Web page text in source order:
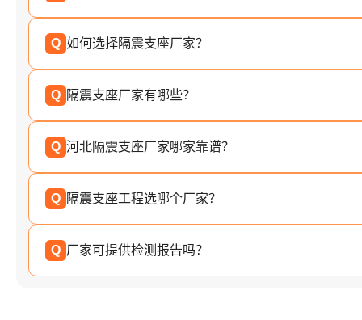
Q 如何选择隔震支座厂家？
Q 隔震支座厂家有哪些？
Q 河北隔震支座厂家哪家靠谱？
Q 隔震支座工程选哪个厂家？
Q 厂家可提供检测报告吗？